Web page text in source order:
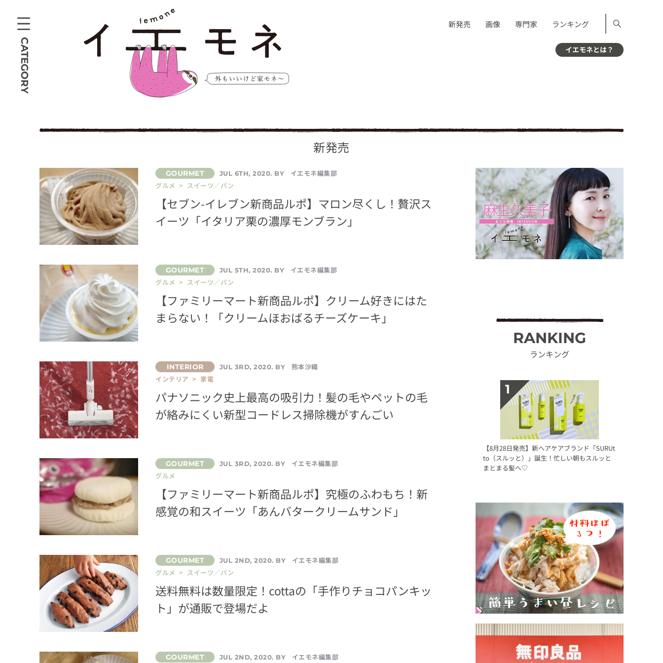
CATEGORY
新発売 画像 専門家 ランキング
イエモネとは？
新発売
JUL 6TH, 2020. BY
イエモネ編集部
グルメ > スイーツ／パン
【セブン-イレブン新商品ルポ】マロン尽くし！贅沢ス
イーツ「イタリア栗の濃厚モンブラン」
JUL 5TH, 2020. BY
イエモネ編集部
グルメ > スイーツ／パン
【ファミリーマート新商品ルポ】クリーム好きにはた
まらない！「クリームほおばるチーズケーキ」
JUL 3RD, 2020. BY
熊本沙織
インテリア > 家電
パナソニック史上最高の吸引力！髪の毛やペットの毛
が絡みにくい新型コードレス掃除機がすんごい
JUL 3RD, 2020. BY
イエモネ編集部
グルメ
【ファミリーマート新商品ルポ】究極のふわもち！新
感覚の和スイーツ「あんバタークリームサンド」
JUL 2ND, 2020. BY
イエモネ編集部
グルメ > スイーツ／パン
送料無料は数量限定！cottaの「手作りチョコパンキッ
ト」が通販で登場だよ
JUL 2ND, 2020. BY
イエモネ編集部
RANKING
ランキング
【8月28日発売】新ヘアケアブランド「SURUt
to（スルッと）」誕生！忙しい朝もスルッと
まとまる髪へ♡